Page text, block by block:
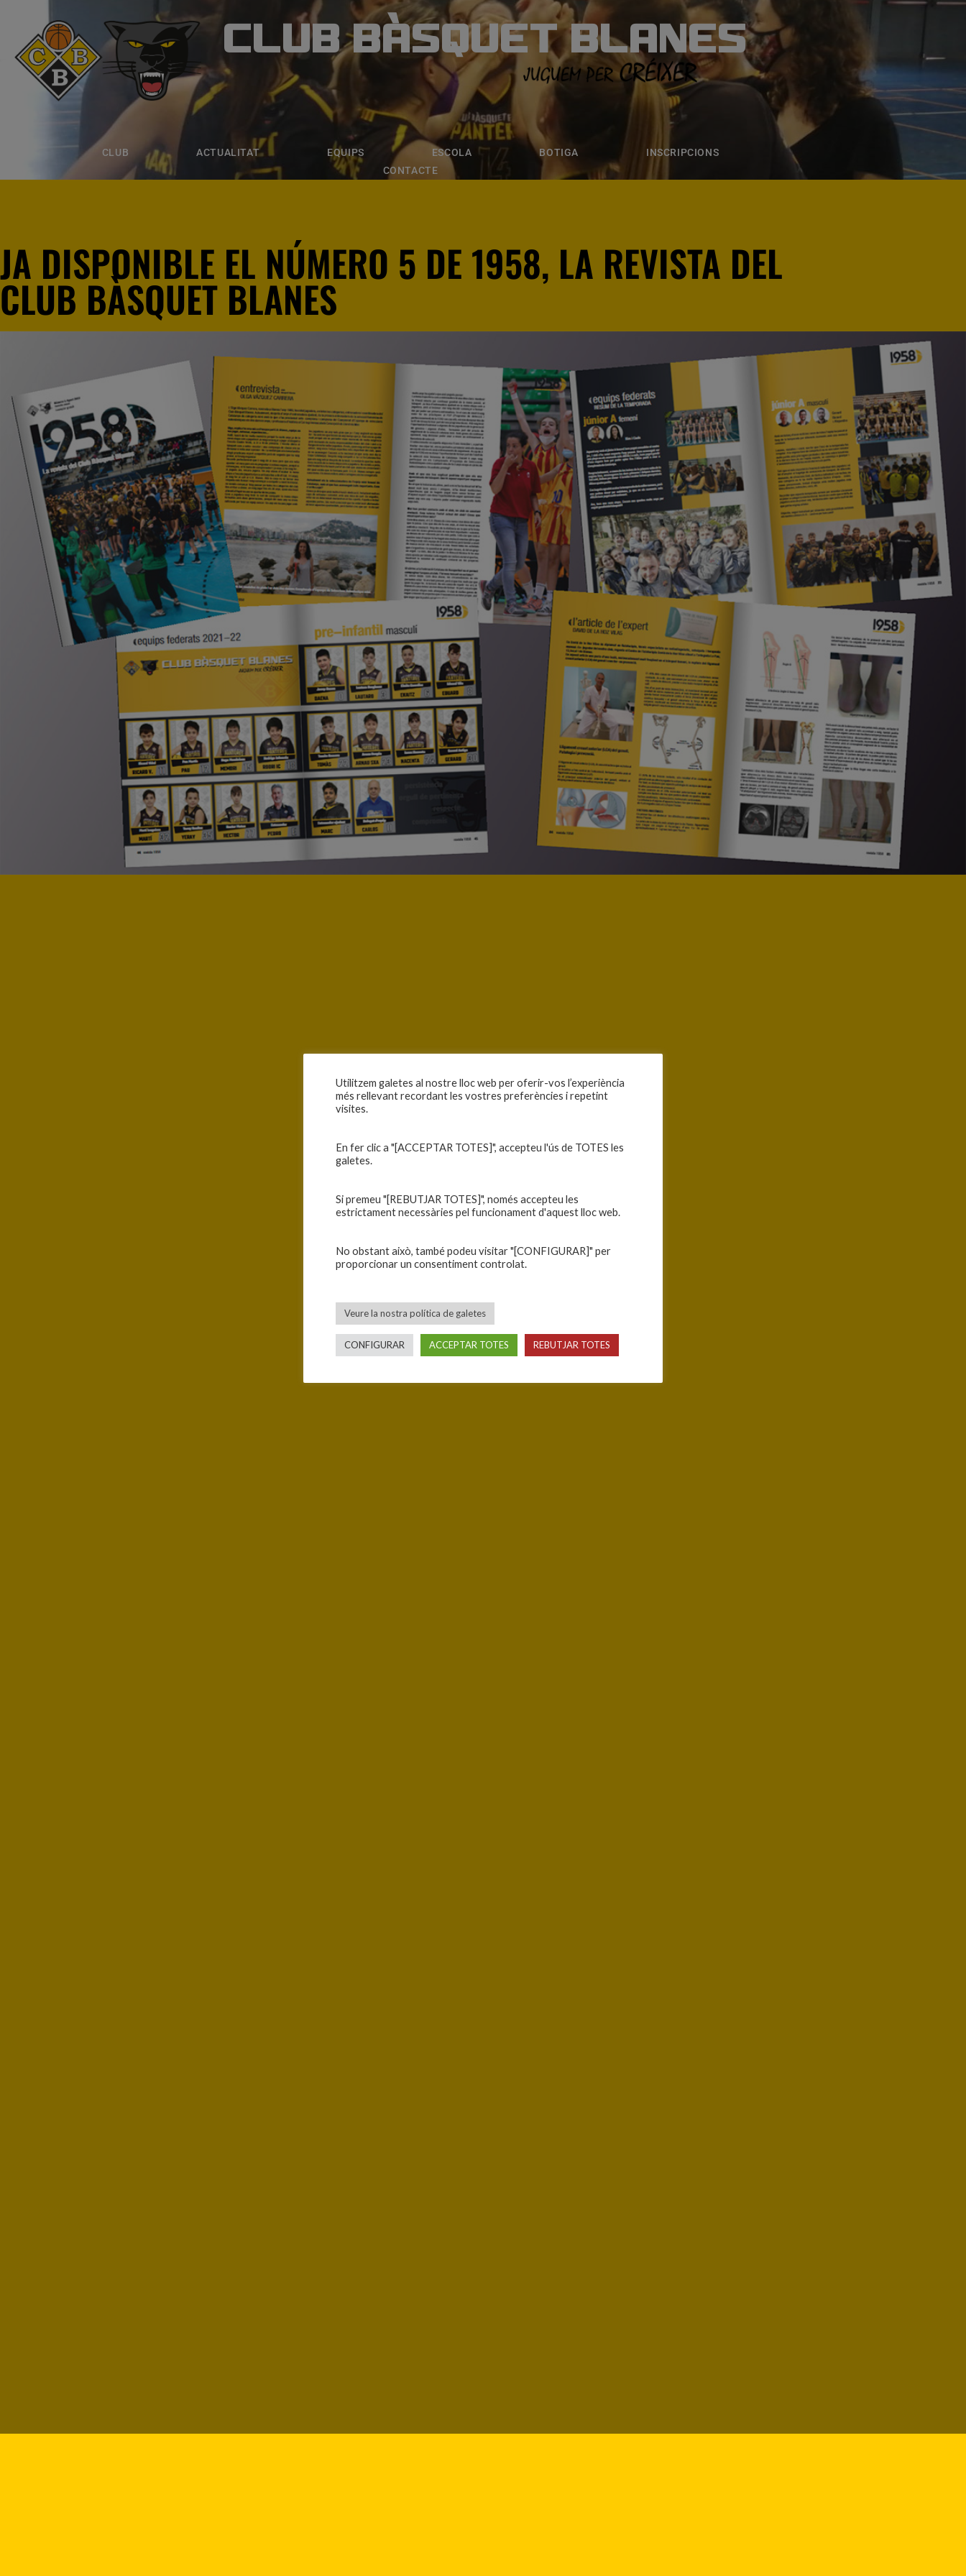
CLUB BÀSQUET BLANES
CLUB ACTUALITAT EQUIPS ESCOLA BOTIGA
INSCRIPCIONS
CONTACTE
CLUB BÀSQUET BLANES
ACTUALITAT ESCOLA BOTIGA INSCRIPCIONS
JA DISPONIBLE EL NÚMERO 5 DE 1958, LA REVISTA DEL
CLUB BÀSQUET BLANES
Utilitzem galetes al nostre lloc web per oferir-vos l’experiència
més rellevant recordant les vostres preferències i repetint
visites.
En fer clic a "[ACCEPTAR TOTES]", accepteu l'ús de TOTES les
galetes.
Si premeu "[REBUTJAR TOTES]", només accepteu les
estrictament necessàries pel funcionament d'aquest lloc web.
No obstant això, també podeu visitar "[CONFIGURAR]" per
proporcionar un consentiment controlat.
Veure la nostra política de galetes
CONFIGURAR ACCEPTAR TOTES REBUTJAR TOTES